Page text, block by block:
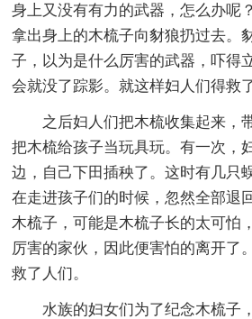
身上又没有有力的武器，怎么办呢
拿出身上的木梳子向豺狼扔过去。
子，以为是什么厉害的武器，吓得
会就没了踪影。就这样妇人们得救了
之后妇人们把木梳收集起来，
把木梳给孩子当玩具玩。有一次，
边，自己下田插秧了。这时有几只
在走进孩子们的时候，忽然全部退
木梳子，可能是木梳子长的太可怕
厉害的家伙，因此便害怕的离开了
救了人们。
水族的妇女们为了纪念木梳子